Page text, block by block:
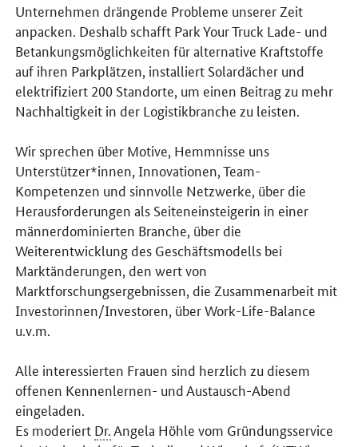
Unternehmen drängende Probleme unserer Zeit
anpacken. Deshalb schafft Park Your Truck Lade- und
Betankungsmöglichkeiten für alternative Kraftstoffe
auf ihren Parkplätzen, installiert Solardächer und
elektrifiziert 200 Standorte, um einen Beitrag zu mehr
Nachhaltigkeit in der Logistikbranche zu leisten.
Wir sprechen über Motive, Hemmnisse uns
Unterstützer*innen, Innovationen, Team-
Kompetenzen und sinnvolle Netzwerke, über die
Herausforderungen als Seiteneinsteigerin in einer
männerdominierten Branche, über die
Weiterentwicklung des Geschäftsmodells bei
Marktänderungen, den wert von
Marktforschungsergebnissen, die Zusammenarbeit mit
Investorinnen/Investoren, über Work-Life-Balance
u.v.m.
Alle interessierten Frauen sind herzlich zu diesem
offenen Kennenlernen- und Austausch-Abend
eingeladen.
Es moderiert Dr. Angela Höhle vom Gründungsservice